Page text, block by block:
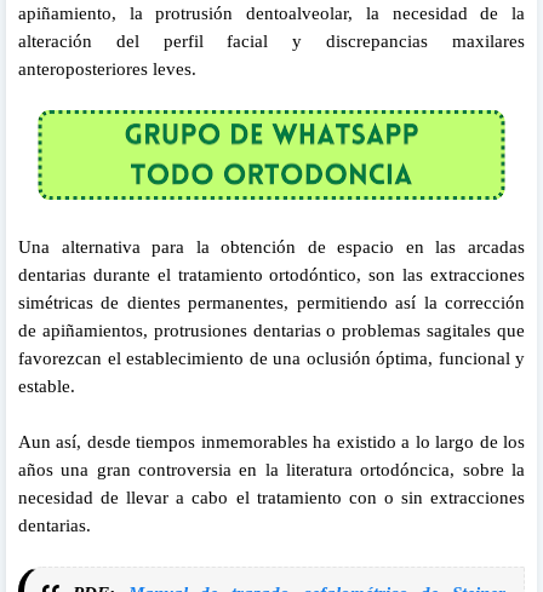
apiñamiento, la protrusión dentoalveolar, la necesidad de la
alteración del perfil facial y discrepancias maxilares
anteroposteriores leves.
Una alternativa para la obtención de espacio en las arcadas
dentarias durante el tratamiento ortodóntico, son las extracciones
simétricas de dientes permanentes, permitiendo así la corrección
de apiñamientos, protrusiones dentarias o problemas sagitales que
favorezcan el establecimiento de una oclusión óptima, funcional y
estable.
Aun así, desde tiempos inmemorables ha existido a lo largo de los
años una gran controversia en la literatura ortodóncica, sobre la
necesidad de llevar a cabo el tratamiento con o sin extracciones
dentarias.